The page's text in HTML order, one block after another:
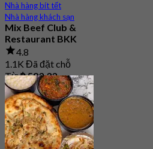
Nhà hàng bít tết
Nhà hàng khách sạn
Mix Beef Club &
Restaurant BKK
4.8
1.1K Đã đặt chỗ
Từ฿ 583.33